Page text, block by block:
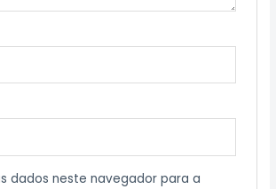
dados neste navegador para a